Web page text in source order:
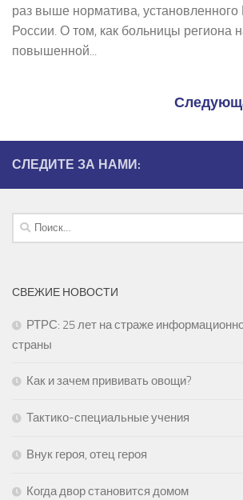
раз выше норматива,
России. О том, как больницы региона
повышенной...
СЛЕДИТЕ ЗА НАМИ:
Найти:
СВЕЖИЕ НОВОСТИ
РТРС: 25 лет на страже
страны
Как и зачем прививать овощи?
Тактико-специальные учения
Внук героя, отец героя
Когда двор становится домом